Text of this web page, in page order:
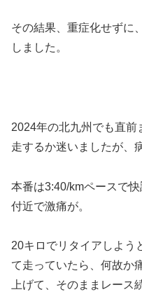
その結果、重症化せずに
しました。
2024年の北九州でも直前
走するか迷いましたが、
本番は3:40/kmペースで
付近で激痛が。
20キロでリタイアしよう
て走っていたら、何故か
上げて、そのままレース